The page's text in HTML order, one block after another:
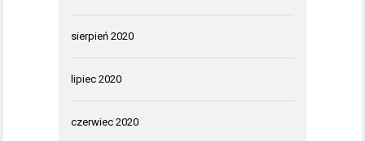
sierpień 2020
lipiec 2020
czerwiec 2020